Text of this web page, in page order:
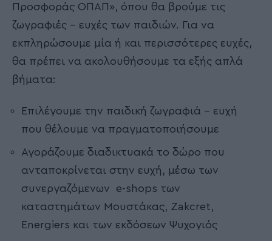
Προσφοράς ΟΠΑΠ», όπου θα βρούμε τις
ζωγραφιές – ευχές των παιδιών. Για να
εκπληρώσουμε μία ή και περισσότερες ευχές,
θα πρέπει να ακολουθήσουμε τα εξής απλά
βήματα:
Επιλέγουμε την παιδική ζωγραφιά – ευχή
που θέλουμε να πραγματοποιήσουμε
Αγοράζουμε διαδικτυακά το δώρο που
ανταποκρίνεται στην ευχή, μέσω των
συνεργαζόμενων e-shops των
καταστημάτων Μουστάκας, Zakcret,
Energiers και των εκδόσεων Ψυχογιός